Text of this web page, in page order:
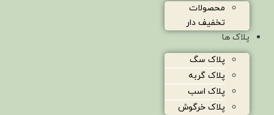
محصولات
تخفیف دار
پلاک ها
پلاک سگ
پلاک گربه
پلاک اسب
پلاک خرگوش